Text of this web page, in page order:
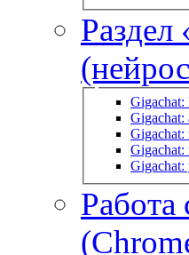
Gigachat:
Gigachat:
Gigachat:
Gigachat:
Работа